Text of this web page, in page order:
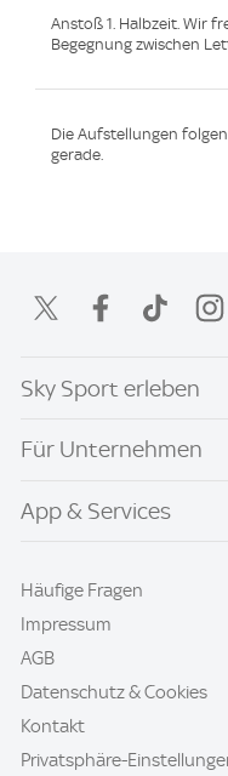
Anstoß 1. Halbzeit. Wir
Begegnung zwischen
Die Aufstellungen
gerade.
Sky Sport erleben
Für Unternehmen
App & Services
Häufige Fragen
Impressum
AGB
Datenschutz & Cookies
Kontakt
Privatsphäre-